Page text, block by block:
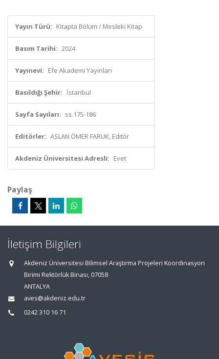
Yayın Türü: Kitapta Bölüm / Mesleki Kitap
Basım Tarihi: 2024
Yayınevi: Efe Akademi Yayınları
Basıldığı Şehir: İstanbul
Sayfa Sayıları: ss.175-186
Editörler: ASLAN ÖMER FARUK, Editör
Akdeniz Üniversitesi Adresli: Evet
Paylaş
İletişim Bilgileri
Akdeniz Üniversitesi Bilimsel Araştırma Projeleri Koordinasyon
Birimi Rektörlük Binası, 07058
ANTALYA
aves@akdeniz.edu.tr
0242 310 16 71